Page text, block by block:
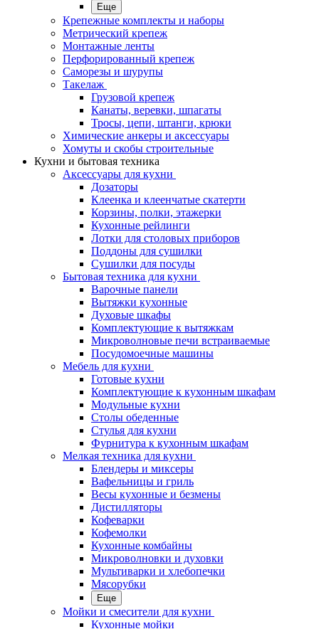
Еще
Крепежные комплекты и наборы
Метрический крепеж
Монтажные ленты
Перфорированный крепеж
Саморезы и шурупы
Такелаж
Грузовой крепеж
Канаты, веревки, шпагаты
Тросы, цепи, штанги, крюки
Химические анкеры и аксессуары
Хомуты и скобы строительные
Кухни и бытовая техника
Аксессуары для кухни
Дозаторы
Клеенка и клеенчатые скатерти
Корзины, полки, этажерки
Кухонные рейлинги
Лотки для столовых приборов
Поддоны для сушилки
Сушилки для посуды
Бытовая техника для кухни
Варочные панели
Вытяжки кухонные
Духовые шкафы
Комплектующие к вытяжкам
Микроволновые печи встраиваемые
Посудомоечные машины
Мебель для кухни
Готовые кухни
Комплектующие к кухонным шкафам
Модульные кухни
Столы обеденные
Стулья для кухни
Фурнитура к кухонным шкафам
Мелкая техника для кухни
Блендеры и миксеры
Вафельницы и гриль
Весы кухонные и безмены
Дистилляторы
Кофеварки
Кофемолки
Кухонные комбайны
Микроволновки и духовки
Мультиварки и хлебопечки
Мясорубки
Еще
Мойки и смесители для кухни
Кухонные мойки